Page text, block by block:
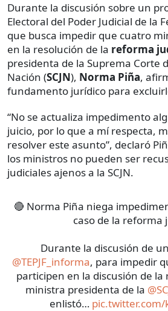
Durante la discusión sobre un
Electoral del Poder Judicial de la
que busca impedir que cuatro
en la resolución de la reforma
presidenta de la Suprema Corte
Nación (SCJN), Norma Piña,
fundamento jurídico para
“No se actualiza impedimento
juicio, por lo que a mí respecta,
resolver este asunto”, declaró
los ministros no pueden ser
judiciales ajenos a la SCJN.
🔴 Norma Piña niega
caso de la reforma
Durante la discusión de
@TEPJF_informa, para impedir
participen en la discusión de
ministra presidenta de la
enlistó… pic.twitter.com/